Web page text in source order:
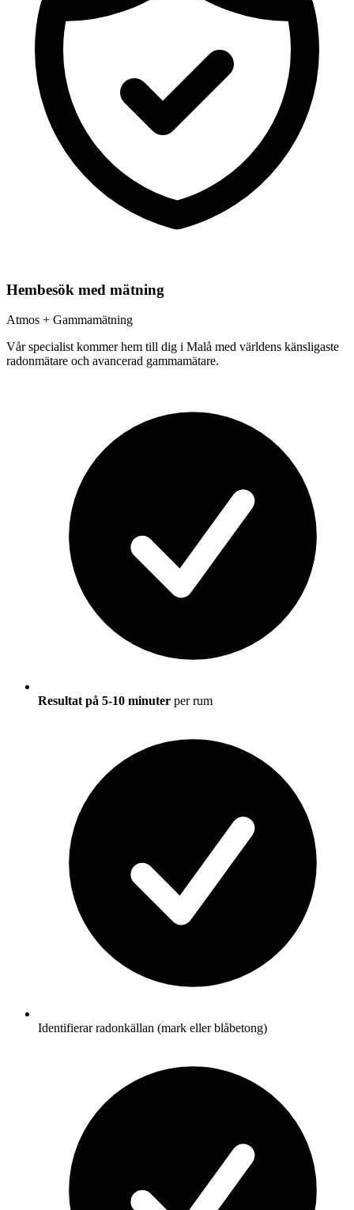
Hembesök med mätning
Atmos + Gammamätning
Vår specialist kommer hem till dig i Malå med världens känsligaste
radonmätare och avancerad gammamätare.
Resultat på 5-10 minuter per rum
Identifierar radonkällan (mark eller blåbetong)